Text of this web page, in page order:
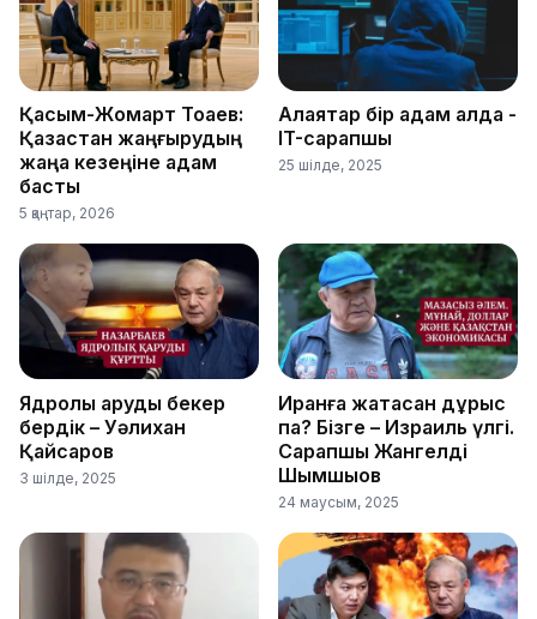
Қасым-Жомарт Тоқаев:
Қазақстан жаңғырудың
жаңа кезеңіне қадам
басты
5 қаңтар, 2026
Алаяқтар бір қадам алда -
IT-сарапшы
25 шілде, 2025
Ядролық қаруды бекер
бердік – Уәлихан
Қайсаров
3 шілде, 2025
Иранға жақтасқан дұрыс
па? Бізге – Израиль үлгі.
Сарапшы Жангелді
Шымшықов
24 маусым, 2025